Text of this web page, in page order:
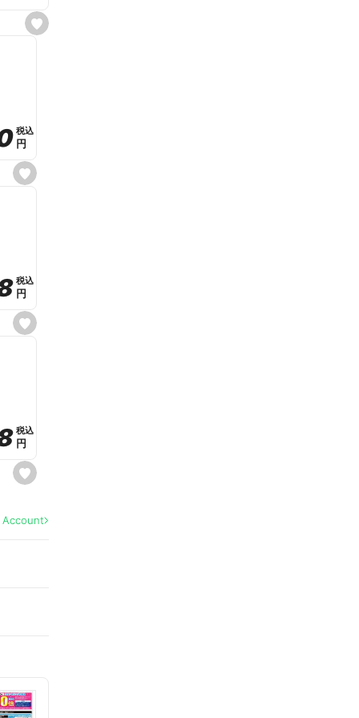
s
e
s
e
e
税込
税込
円
円
s
e
e
税込
税込
円
円
s
e
a
税込
税込
円
円